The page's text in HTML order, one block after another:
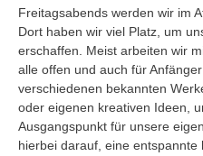
Freitagsabends werden wir im
Dort haben wir viel Platz, um
erschaffen. Meist arbeiten wir
alle offen und auch für
verschiedenen bekannten
oder eigenen kreativen Ideen,
Ausgangspunkt für unsere
hierbei darauf, eine entspannte